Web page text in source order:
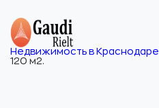
Недвижимость в Краснодаре
120 м2.